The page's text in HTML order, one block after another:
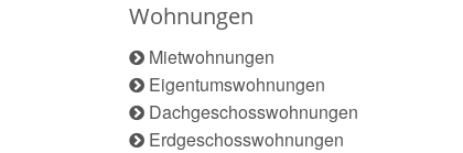
Wohnungen
Mietwohnungen
Eigentumswohnungen
Dachgeschosswohnungen
Erdgeschosswohnungen